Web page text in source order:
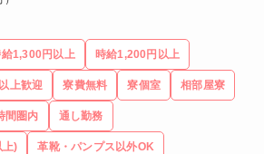
給1,300円以上 時給1,200円以上
上歓迎 寮費無料 寮個室 相部屋寮
間圏内 通し勤務
上) 革靴・パンプス以外OK